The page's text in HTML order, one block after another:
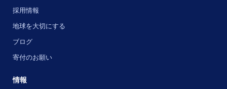
採用情報
地球を大切にする
ブログ
寄付のお願い
情報